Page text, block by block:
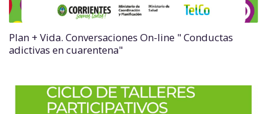
Plan + Vida. Conversaciones On-line " Conductas
adictivas en cuarentena"